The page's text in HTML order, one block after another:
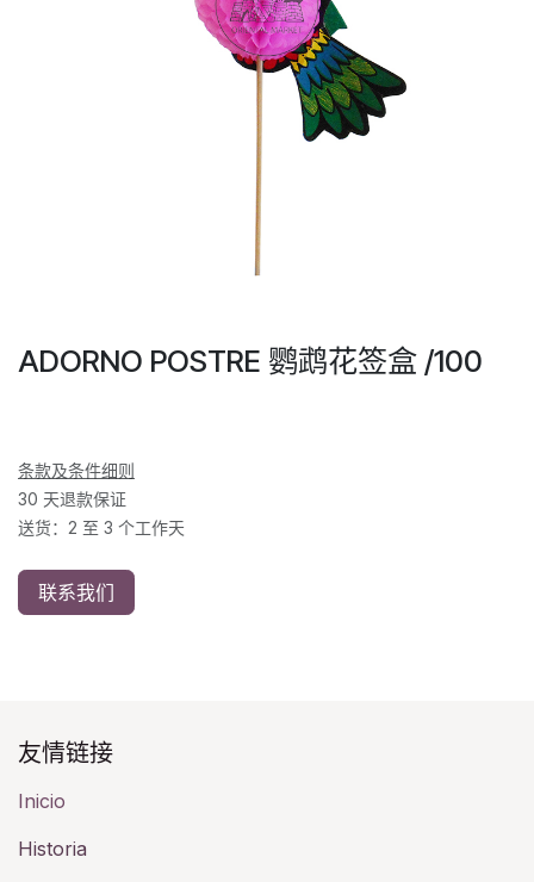
ADORNO POSTRE 鹦鹉花签盒 /100
条款及条件细则
30 天退款保证
送货：2 至 3 个工作天
联系我们
友情链接​
Inicio
Historia​